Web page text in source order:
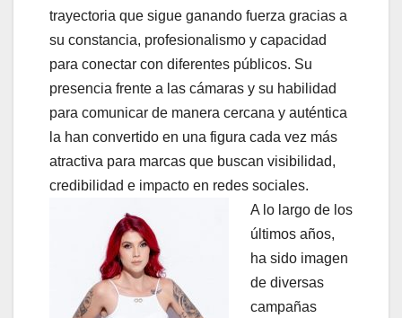
trayectoria que sigue ganando fuerza gracias a
su constancia, profesionalismo y capacidad
para conectar con diferentes públicos. Su
presencia frente a las cámaras y su habilidad
para comunicar de manera cercana y auténtica
la han convertido en una figura cada vez más
atractiva para marcas que buscan visibilidad,
credibilidad e impacto en redes sociales.
A lo largo de los
últimos años,
ha sido imagen
de diversas
campañas